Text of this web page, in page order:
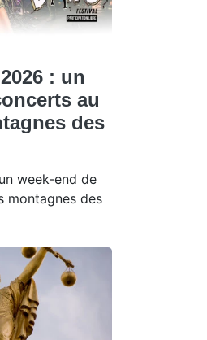
: un
au
des
week-end de
des